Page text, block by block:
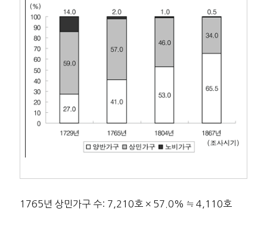
1765년 상민가구 수: 7,210호 × 57.0% ≒ 4,110호